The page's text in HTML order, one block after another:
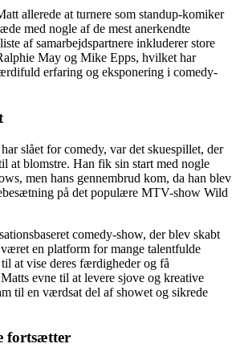
allerede at turnere som standup-komiker
med nogle af de mest anerkendte
af samarbejdspartnere inkluderer store
May og Mike Epps, hvilket har
erfaring og eksponering i comedy-
slået for comedy, var det skuespillet, der
at blomstre. Han fik sin start med nogle
men hans gennembrud kom, da han blev
på det populære MTV-show Wild
comedy-show, der blev skabt
en platform for mange talentfulde
at vise deres færdigheder og få
evne til at levere sjove og kreative
til en værdsat del af showet og sikrede
fortsætter